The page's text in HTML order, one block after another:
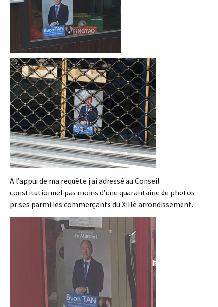
A l’appui de ma requête j’ai adressé au Conseil
constitutionnel pas moins d’une quarantaine de photos
prises parmi les commerçants du XIIIè arrondissement.